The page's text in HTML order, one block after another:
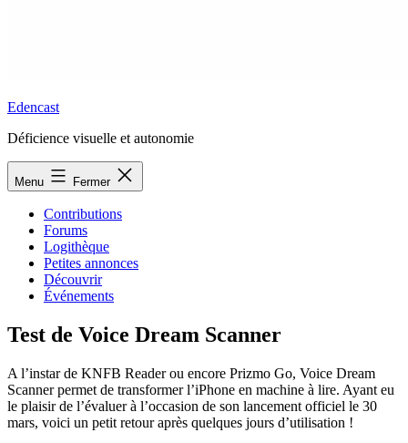
Edencast
Déficience visuelle et autonomie
Menu Fermer
Contributions
Forums
Logithèque
Petites annonces
Découvrir
Événements
Test de Voice Dream Scanner
A l’instar de KNFB Reader ou encore Prizmo Go, Voice Dream
Scanner permet de transformer l’iPhone en machine à lire. Ayant eu
le plaisir de l’évaluer à l’occasion de son lancement officiel le 30
mars, voici un petit retour après quelques jours d’utilisation !